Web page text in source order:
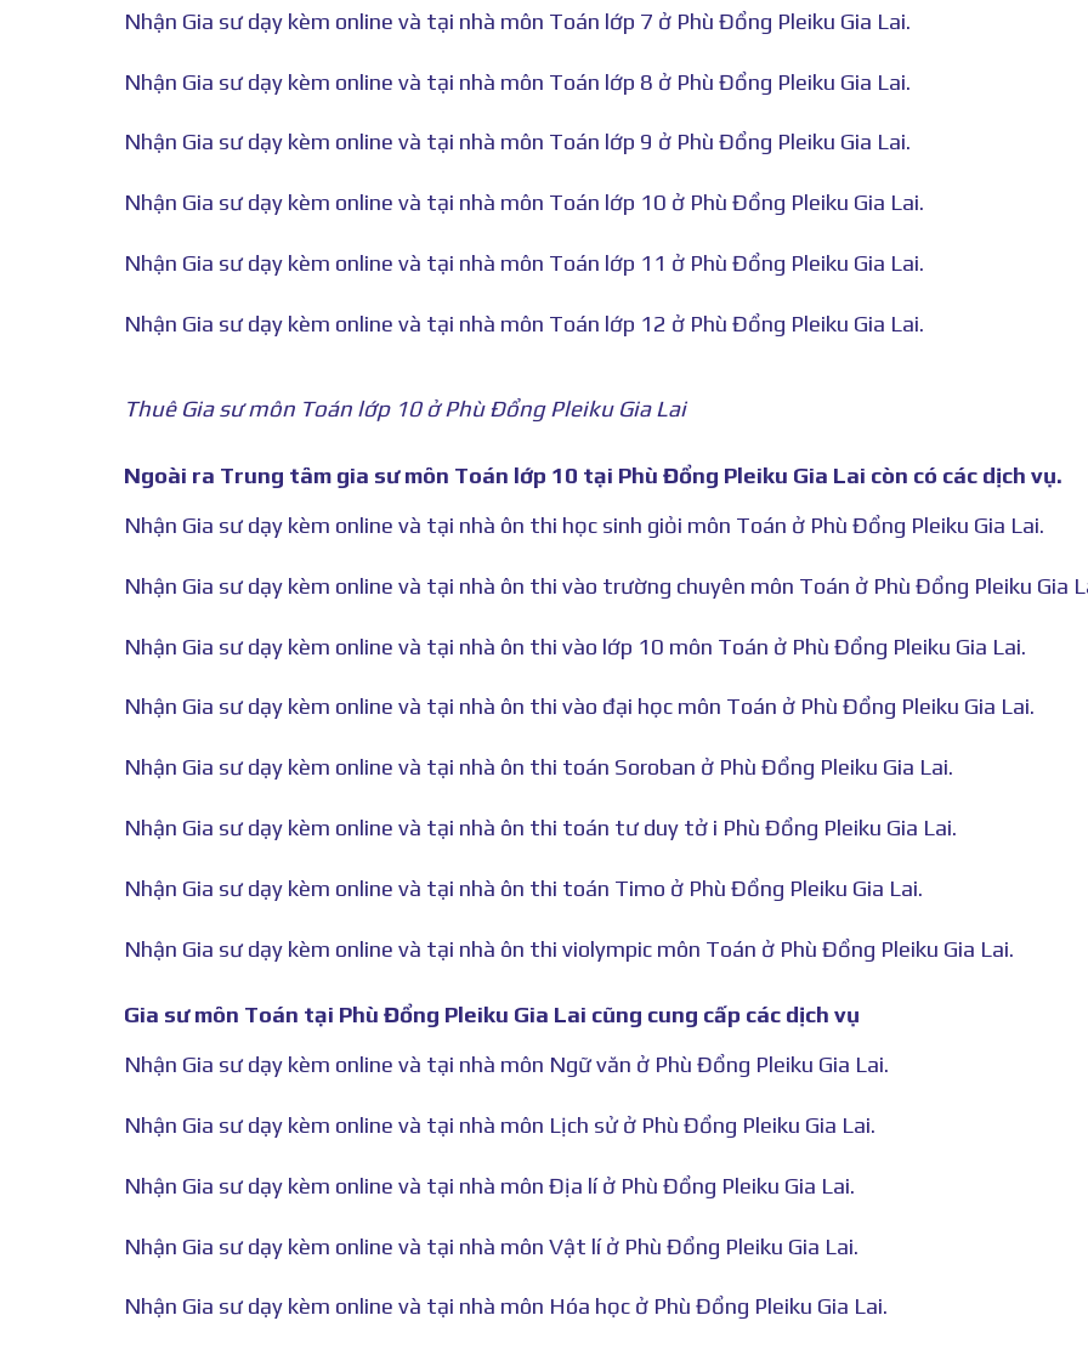
Nhận Gia sư dạy kèm online và tại nhà môn Toán lớp 7 ở Phù Đổng Pleiku Gia Lai.
Nhận Gia sư dạy kèm online và tại nhà môn Toán lớp 8 ở Phù Đổng Pleiku Gia Lai.
Nhận Gia sư dạy kèm online và tại nhà môn Toán lớp 9 ở Phù Đổng Pleiku Gia Lai.
Nhận Gia sư dạy kèm online và tại nhà môn Toán lớp 10 ở Phù Đổng Pleiku Gia Lai.
Nhận Gia sư dạy kèm online và tại nhà môn Toán lớp 11 ở Phù Đổng Pleiku Gia Lai.
Nhận Gia sư dạy kèm online và tại nhà môn Toán lớp 12 ở Phù Đổng Pleiku Gia Lai.
Thuê Gia sư môn Toán lớp 10 ở Phù Đổng Pleiku Gia Lai
Ngoài ra Trung tâm gia sư môn Toán lớp 10 tại Phù Đổng Pleiku Gia Lai còn có các dịch vụ.
Nhận Gia sư dạy kèm online và tại nhà ôn thi học sinh giỏi môn Toán ở Phù Đổng Pleiku Gia Lai.
Nhận Gia sư dạy kèm online và tại nhà ôn thi vào trường chuyên môn Toán ở Phù Đổng Pleiku Gia
Nhận Gia sư dạy kèm online và tại nhà ôn thi vào lớp 10 môn Toán ở Phù Đổng Pleiku Gia Lai.
Nhận Gia sư dạy kèm online và tại nhà ôn thi vào đại học môn Toán ở Phù Đổng Pleiku Gia Lai.
Nhận Gia sư dạy kèm online và tại nhà ôn thi toán Soroban ở Phù Đổng Pleiku Gia Lai.
Nhận Gia sư dạy kèm online và tại nhà ôn thi toán tư duy tở i Phù Đổng Pleiku Gia Lai.
Nhận Gia sư dạy kèm online và tại nhà ôn thi toán Timo ở Phù Đổng Pleiku Gia Lai.
Nhận Gia sư dạy kèm online và tại nhà ôn thi violympic môn Toán ở Phù Đổng Pleiku Gia Lai.
Gia sư môn Toán tại Phù Đổng Pleiku Gia Lai cũng cung cấp các dịch vụ
Nhận Gia sư dạy kèm online và tại nhà môn Ngữ văn ở Phù Đổng Pleiku Gia Lai.
Nhận Gia sư dạy kèm online và tại nhà môn Lịch sử ở Phù Đổng Pleiku Gia Lai.
Nhận Gia sư dạy kèm online và tại nhà môn Địa lí ở Phù Đổng Pleiku Gia Lai.
Nhận Gia sư dạy kèm online và tại nhà môn Vật lí ở Phù Đổng Pleiku Gia Lai.
Nhận Gia sư dạy kèm online và tại nhà môn Hóa học ở Phù Đổng Pleiku Gia Lai.